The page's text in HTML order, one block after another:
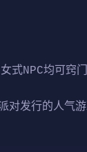
式NPC均可窍门
发行的人气